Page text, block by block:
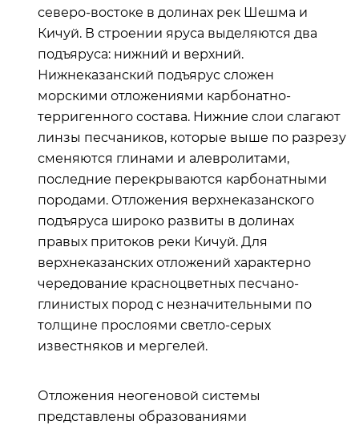
северо-востоке в долинах рек Шешма и
Кичуй. В строении яруса выделяются два
подъяруса: нижний и верхний.
Нижнеказанский подъярус сложен
морскими отложениями карбонатно-
терригенного состава. Нижние слои слагают
линзы песчаников, которые выше по разрезу
сменяются глинами и алевролитами,
последние перекрываются карбонатными
породами. Отложения верхнеказанского
подъяруса широко развиты в долинах
правых притоков реки Кичуй. Для
верхнеказанских отложений характерно
чередование красноцветных песчано-
глинистых пород с незначительными по
толщине прослоями светло-серых
известняков и мергелей.
Отложения неогеновой системы
представлены образованиями